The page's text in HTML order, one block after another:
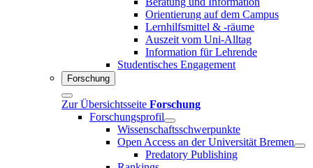
Orientierung auf dem Campus
Lernhilfsmittel & -räume
Auszeit vom Uni-Alltag
Information für Lehrende
Studentisches Engagement
Forschung
Zur Übersichtsseite Forschung
Forschungsprofil
Wissenschaftsschwerpunkte
Open Access an der Universität Bremen
Predatory Publishing